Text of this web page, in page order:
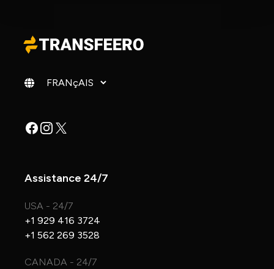
Changer de langue
Facebook
Instagram
X
Assistance 24/7
USA - 24/7
+1 929 416 3724
+1 562 269 3528
CANADA - 24/7